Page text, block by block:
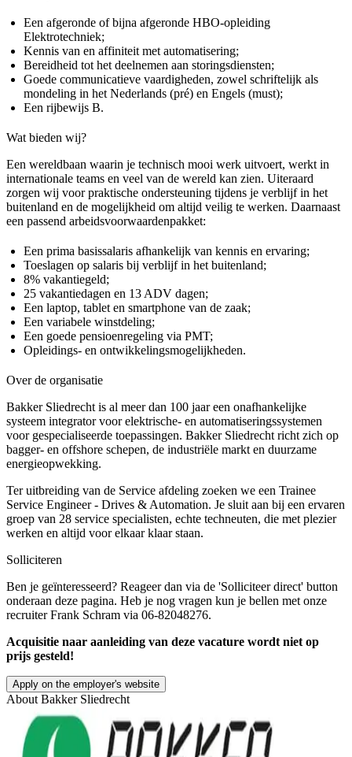
Een afgeronde of bijna afgeronde HBO-opleiding
Elektrotechniek;
Kennis van en affiniteit met automatisering;
Bereidheid tot het deelnemen aan storingsdiensten;
Goede communicatieve vaardigheden, zowel schriftelijk als
mondeling in het Nederlands (pré) en Engels (must);
Een rijbewijs B.
Wat bieden wij?
Een wereldbaan waarin je technisch mooi werk uitvoert, werkt in
internationale teams en veel van de wereld kan zien. Uiteraard
zorgen wij voor praktische ondersteuning tijdens je verblijf in het
buitenland en de mogelijkheid om altijd veilig te werken. Daarnaast
een passend arbeidsvoorwaardenpakket:
Een prima basissalaris afhankelijk van kennis en ervaring;
Toeslagen op salaris bij verblijf in het buitenland;
8% vakantiegeld;
25 vakantiedagen en 13 ADV dagen;
Een laptop, tablet en smartphone van de zaak;
Een variabele winstdeling;
Een goede pensioenregeling via PMT;
Opleidings- en ontwikkelingsmogelijkheden.
Over de organisatie
Bakker Sliedrecht is al meer dan 100 jaar een onafhankelijke
systeem integrator voor elektrische- en automatiseringssystemen
voor gespecialiseerde toepassingen. Bakker Sliedrecht richt zich op
bagger- en offshore schepen, de industriële markt en duurzame
energieopwekking.
Ter uitbreiding van de Service afdeling zoeken we een Trainee
Service Engineer - Drives & Automation. Je sluit aan bij een ervaren
groep van 28 service specialisten, echte techneuten, die met plezier
werken en altijd voor elkaar klaar staan.
Solliciteren
Ben je geïnteresseerd? Reageer dan via de 'Solliciteer direct' button
onderaan deze pagina. Heb je nog vragen kun je bellen met onze
recruiter Frank Schram via 06-82048276.
Acquisitie naar aanleiding van deze vacature wordt niet op
prijs gesteld!
Apply on the employer's website
About Bakker Sliedrecht